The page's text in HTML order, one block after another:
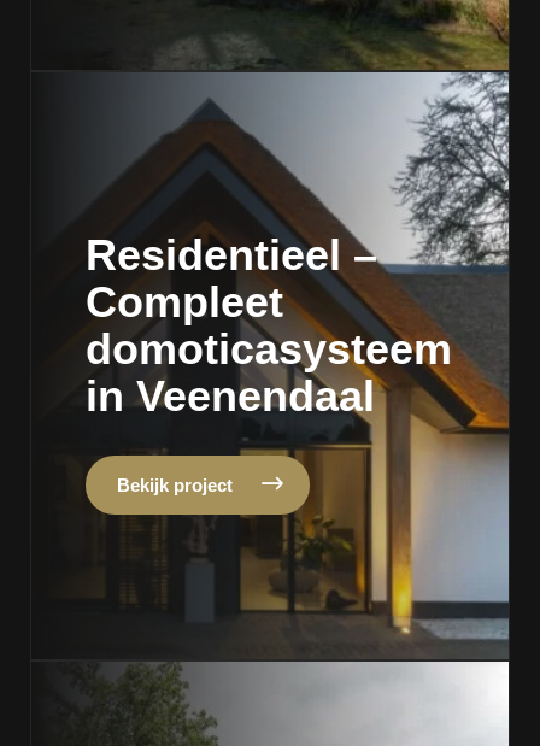
Residentieel –
Compleet
domoticasysteem
in Veenendaal
Bekijk project